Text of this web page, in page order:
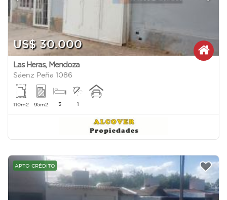
US$ 30.000
Las Heras, Mendoza
Sáenz Peña 1086
110m2 95m2 3 1
APTO CRÉDITO